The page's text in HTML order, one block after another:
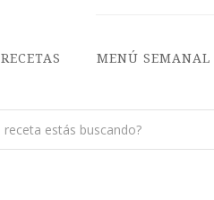
RECETAS MENÚ SEMANAL